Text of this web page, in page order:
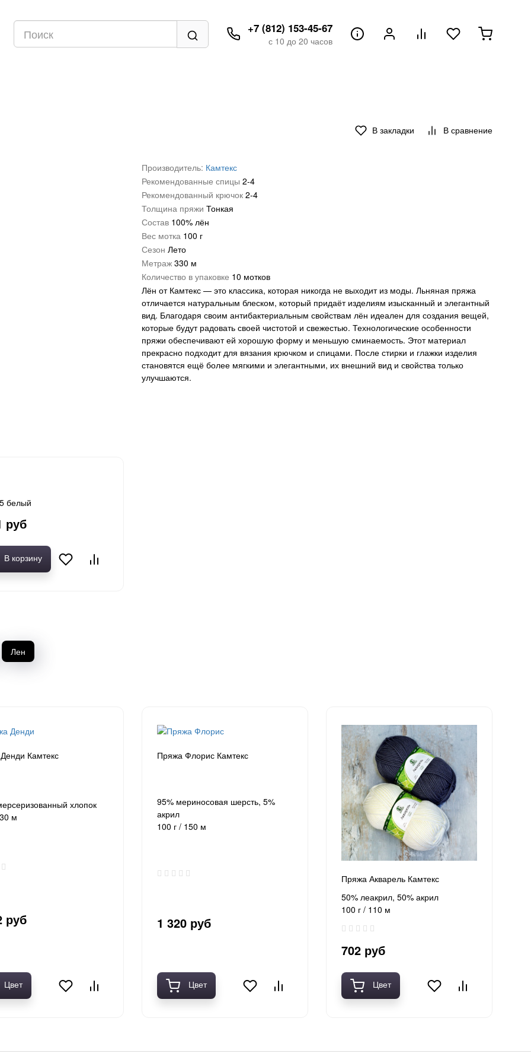
+7 (812) 153-45-67
с 10 до 20 часов
В закладки В сравнение
Производитель: Камтекс
Рекомендованные спицы 2-4
Рекомендованный крючок 2-4
Толщина пряжи Тонкая
Состав 100% лён
Вес мотка 100 г
Сезон Лето
Метраж 330 м
Количество в упаковке 10 мотков
Лён от Камтекс — это классика, которая никогда не выходит из моды. Льняная пряжа
отличается натуральным блеском, который придаёт изделиям изысканный и элегантный
вид. Благодаря своим антибактериальным свойствам лён идеален для создания вещей,
которые будут радовать своей чистотой и свежестью. Технологические особенности
пряжи обеспечивают ей хорошую форму и меньшую сминаемость. Этот материал
прекрасно подходит для вязания крючком и спицами. После стирки и глажки изделия
становятся ещё более мягкими и элегантными, их внешний вид и свойства только
улучшаются.
белый
руб
В корзину
Лен
Камтекс
хлопок
м
руб
Цвет
Пряжа Флорис Камтекс
95% мериносовая шерсть, 5%
акрил
100 г / 150 м
1 320 руб
Цвет
Пряжа Акварель Камтекс
50% леакрил, 50% акрил
100 г / 110 м
702 руб
Цвет